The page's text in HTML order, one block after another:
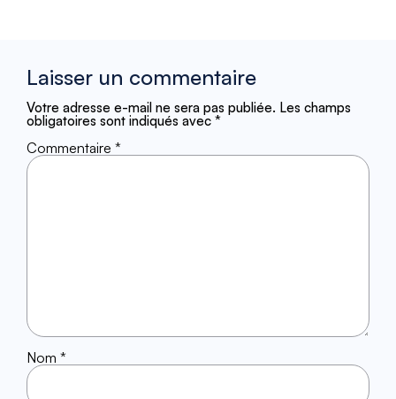
Laisser un commentaire
Votre adresse e-mail ne sera pas publiée. Les champs
obligatoires sont indiqués avec *
Commentaire *
Nom *